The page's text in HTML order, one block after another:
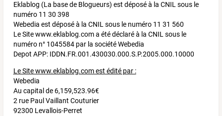
Eklablog (La base de Blogueurs) est déposé à la CNIL sous le
numéro 11 30 398
Webedia est déposé à la CNIL sous le numéro 11 31 560
Le Site www.eklablog.com a été déclaré à la CNIL sous le
numéro n° 1045584 par la société Webedia
Depot APP: IDDN.FR.001.430030.000.S.P.2005.000.10000
Le Site www.eklablog.com est édité par :
Webedia
Au capital de 6,159,523.96€
2 rue Paul Vaillant Couturier
92300 Levallois-Perret